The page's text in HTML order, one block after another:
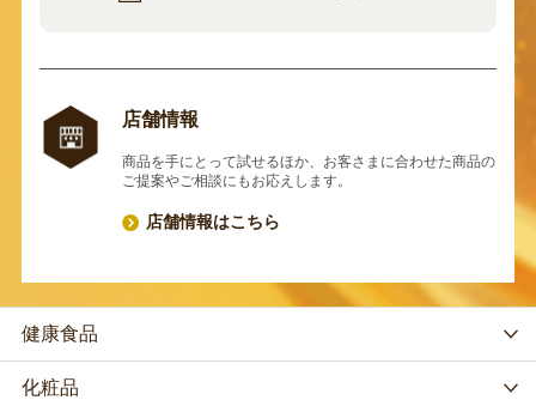
店舗情報
商品を手にとって試せるほか、お客さまに合わせた商品の
ご提案やご相談にもお応えします。
店舗情報はこちら
健康食品
化粧品